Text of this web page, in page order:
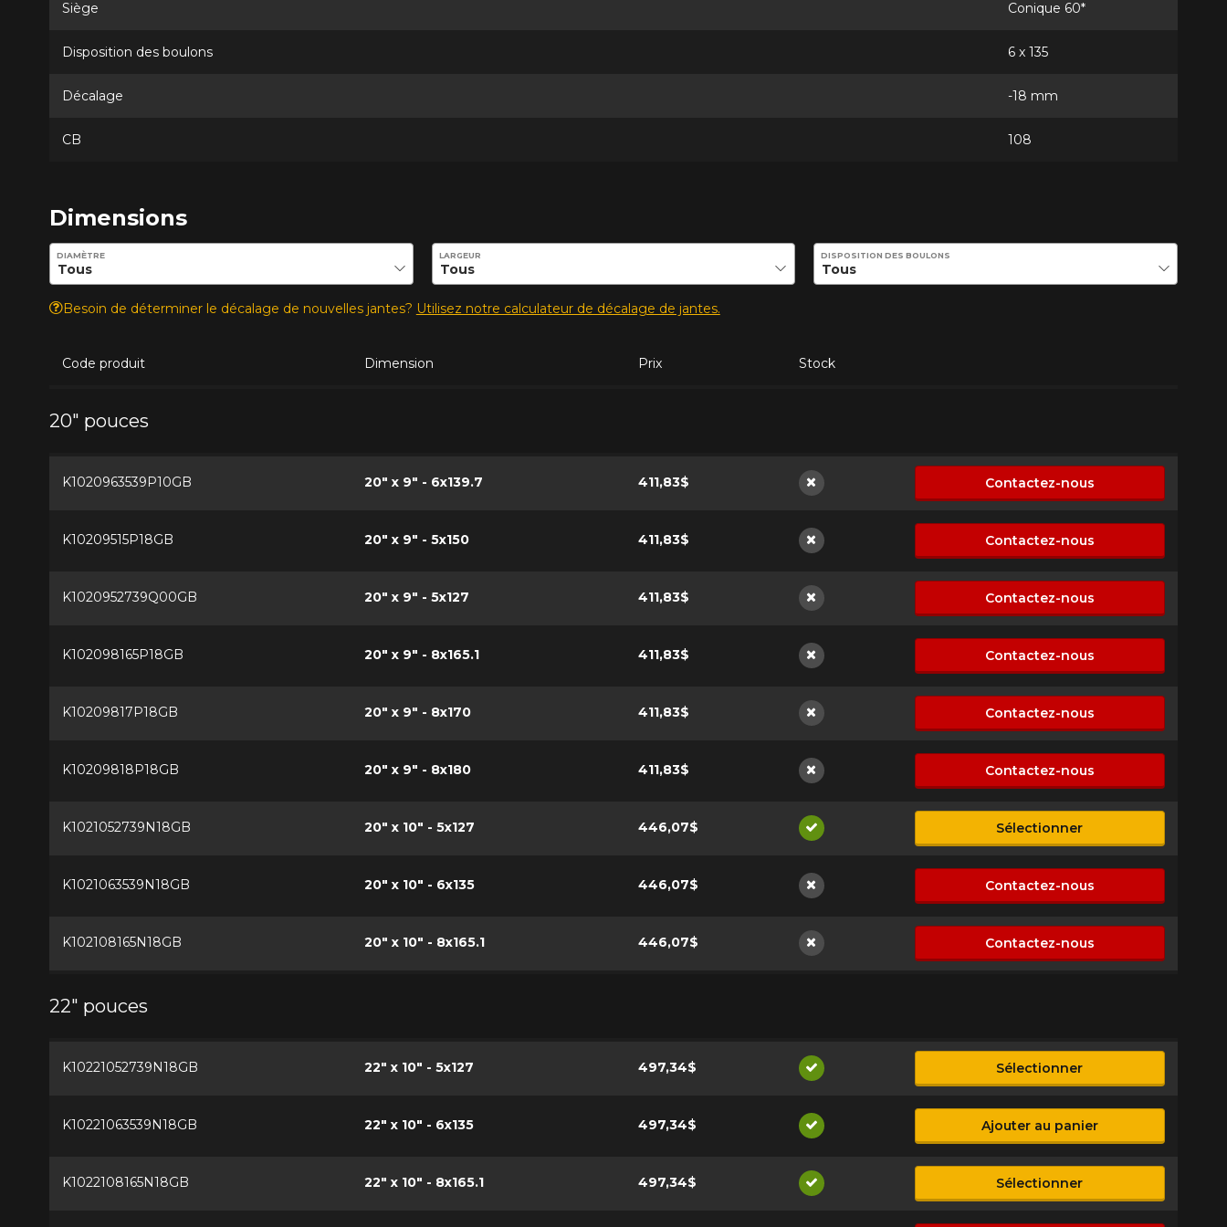
Siège Conique 60*
Disposition des boulons 6 x 135
Décalage -18 mm
CB 108
Dimensions
Entrez les dimensions souhaitées pour vérifier la disponibilité de ce produit.
DIAMÈTRE LARGEUR DISPOSITION DES BOULONS
Besoin de déterminer le décalage de nouvelles jantes? Utilisez notre calculateur de décalage de jantes.
Code produit Dimension Prix Stock
20" pouces
K1020963539P10GB 20" x 9" - 6x139.7 411,83$
Non disponible
Contactez-nous
K10209515P18GB 20" x 9" - 5x150 411,83$
Non disponible
Contactez-nous
K1020952739Q00GB 20" x 9" - 5x127 411,83$
Non disponible
Contactez-nous
K102098165P18GB 20" x 9" - 8x165.1 411,83$
Non disponible
Contactez-nous
K10209817P18GB 20" x 9" - 8x170 411,83$
Non disponible
Contactez-nous
K10209818P18GB 20" x 9" - 8x180 411,83$
Non disponible
Contactez-nous
K1021052739N18GB 20" x 10" - 5x127 446,07$
Disponible
Sélectionner
K1021063539N18GB 20" x 10" - 6x135 446,07$
Non disponible
Contactez-nous
K102108165N18GB 20" x 10" - 8x165.1 446,07$
Non disponible
Contactez-nous
22" pouces
K10221052739N18GB 22" x 10" - 5x127 497,34$
Disponible
Sélectionner
K10221063539N18GB 22" x 10" - 6x135 497,34$
Disponible
Ajouter au panier
K1022108165N18GB 22" x 10" - 8x165.1 497,34$
Disponible
Sélectionner